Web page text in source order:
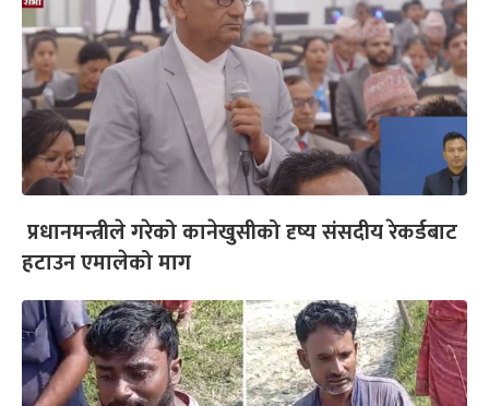
प्रधानमन्त्रीले गरेको कानेखुसीको दृष्य संसदीय रेकर्डबाट
हटाउन एमालेको माग